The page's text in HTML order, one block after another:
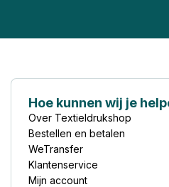
Hoe kunnen wij je
Over Textieldrukshop
Bestellen en betalen
WeTransfer
Klantenservice
Mijn account